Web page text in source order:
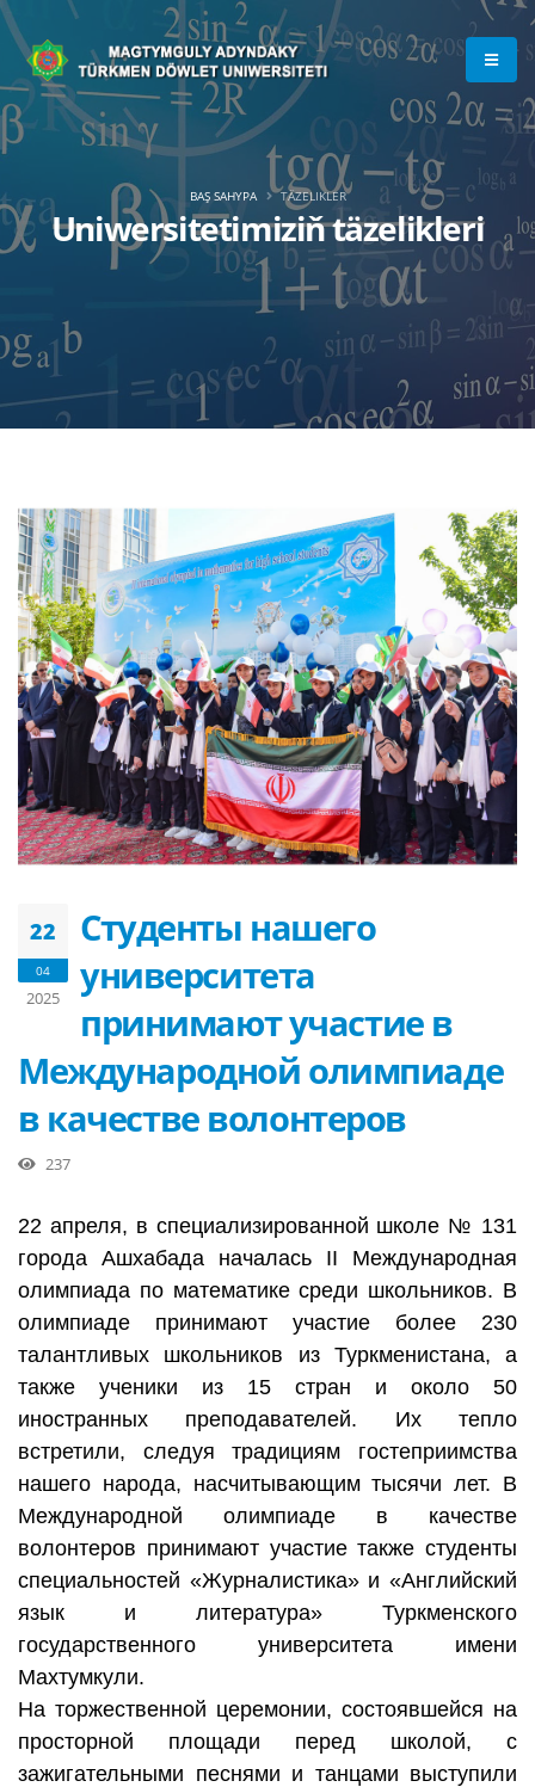
Uniwersitetimiziň täzelikleri
BAŞ SAHYPA TÄZELIKLER
22
04
2025
Студенты нашего
университета
принимают участие в
Международной олимпиаде
в качестве волонтеров
237
22 апреля, в специализированной школе № 131
города Ашхабада началась II Международная
олимпиада по математике среди школьников. В
олимпиаде принимают участие более 230
талантливых школьников из Туркменистана, а
также ученики из 15 стран и около 50
иностранных преподавателей. Их тепло
встретили, следуя традициям гостеприимства
нашего народа, насчитывающим тысячи лет. В
Международной олимпиаде в качестве
волонтеров принимают участие также студенты
специальностей «Журналистика» и «Английский
язык и литература» Туркменского
государственного университета имени
Махтумкули.
На торжественной церемонии, состоявшейся на
просторной площади перед школой, с
зажигательными песнями и танцами выступили